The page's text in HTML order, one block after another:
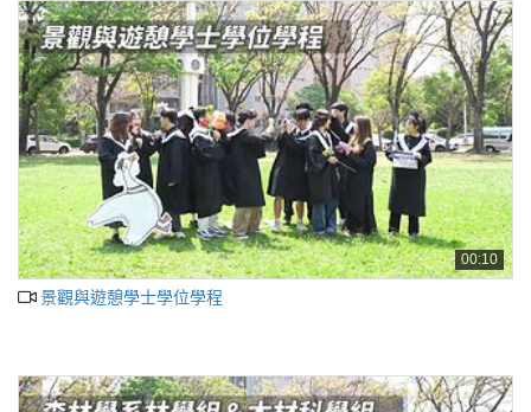
00:10
景觀與遊憩學士學位學程